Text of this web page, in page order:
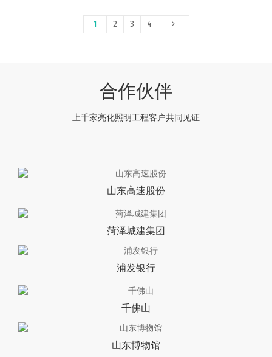
1 2 3 4
合作伙伴
上千家亮化照明工程客户共同见证
山东高速股份
菏泽城建集团
浦发银行
千佛山
山东博物馆